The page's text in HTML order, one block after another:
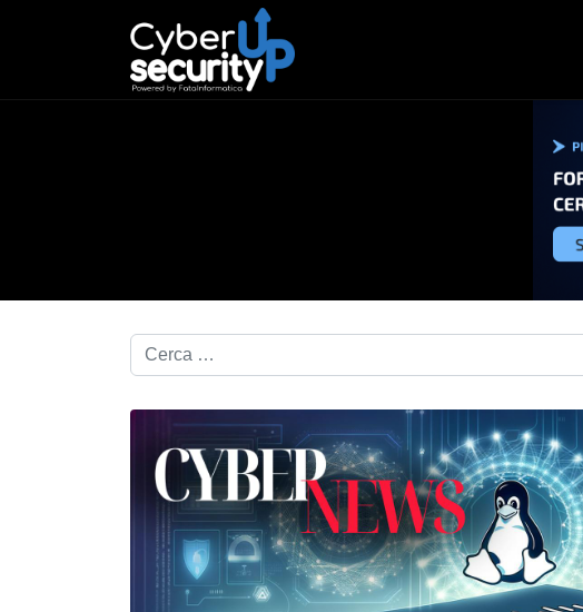
Cerca nel blog...